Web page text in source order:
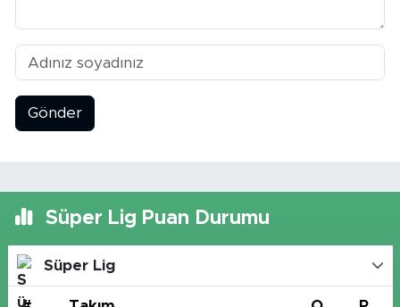
Gönder
Süper Lig Puan Durumu
Süper Lig